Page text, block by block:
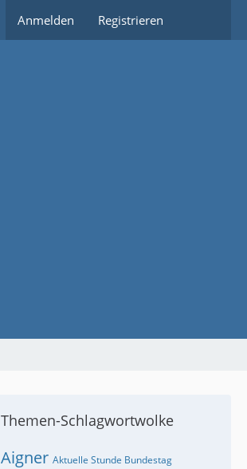
Partnerlinks
Anmelden Registrieren
Themen-Schlagwortwolke
Aigner Aktuelle Stunde Bundestag